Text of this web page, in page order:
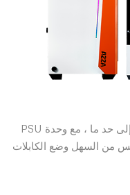
مكان تركيب وحدة التزويد بالطاقة ضيقة إلى حد ما ، مع وحدة PSU
من السهل وضع الكابلات